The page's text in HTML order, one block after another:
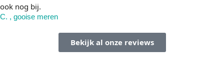
ook nog bij.
C. , gooise meren
Bekijk al onze reviews